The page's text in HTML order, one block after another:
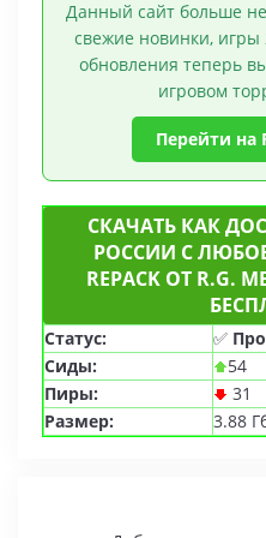
Данный сайт больше
свежие новинки, игры
обновления теперь
игровом
Перейти на
СКАЧАТЬ КАК
РОССИИ С
REPACK ОТ R.G.
Статус: ✅
Сиды:
54
Пиры:
31
Размер:
3.88